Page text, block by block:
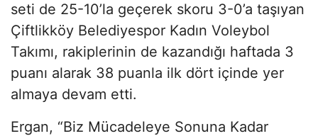
seti de 25-10’la geçerek skoru 3-0’a taşıyan
Çiftlikköy Belediyespor Kadın Voleybol
Takımı, rakiplerinin de kazandığı haftada 3
puanı alarak 38 puanla ilk dört içinde yer
almaya devam etti.
Ergan, “Biz Mücadeleye Sonuna Kadar